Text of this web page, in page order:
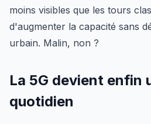
moins visibles que les tours
d'augmenter la capacité sans
urbain. Malin, non ?
La 5G devient enfin
quotidien